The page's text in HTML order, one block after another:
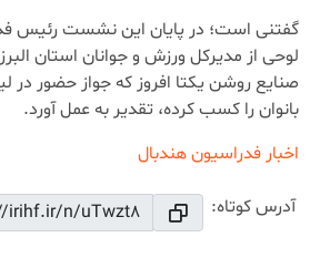
گفتنی است؛ در پایان این نشست رئیس
لوحی از مدیرکل ورزش و جوانان استان
صنایع روشن یکتا افروز که جواز حضور در
بانوان را کسب کرده، تقدیر به عمل آورد.
اخبار فدراسیون هندبال
آدرس کوتاه: